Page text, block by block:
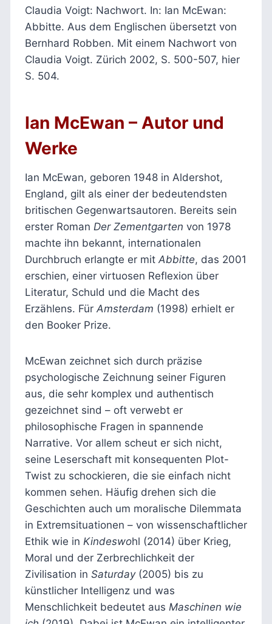
Claudia Voigt: Nachwort. In: Ian McEwan:
Abbitte. Aus dem Englischen übersetzt von
Bernhard Robben. Mit einem Nachwort von
Claudia Voigt. Zürich 2002, S. 500-507, hier
S. 504.
Ian McEwan – Autor und
Werke
Ian McEwan, geboren 1948 in Aldershot,
England, gilt als einer der bedeutendsten
britischen Gegenwartsautoren. Bereits sein
erster Roman Der Zementgarten von 1978
machte ihn bekannt, internationalen
Durchbruch erlangte er mit Abbitte, das 2001
erschien, einer virtuosen Reflexion über
Literatur, Schuld und die Macht des
Erzählens. Für Amsterdam (1998) erhielt er
den Booker Prize.
McEwan zeichnet sich durch präzise
psychologische Zeichnung seiner Figuren
aus, die sehr komplex und authentisch
gezeichnet sind – oft verwebt er
philosophische Fragen in spannende
Narrative. Vor allem scheut er sich nicht,
seine Leserschaft mit konsequenten Plot-
Twist zu schockieren, die sie einfach nicht
kommen sehen. Häufig drehen sich die
Geschichten auch um moralische Dilemmata
in Extremsituationen – von wissenschaftlicher
Ethik wie in Kindeswohl (2014) über Krieg,
Moral und der Zerbrechlichkeit der
Zivilisation in Saturday (2005) bis zu
künstlicher Intelligenz und was
Menschlichkeit bedeutet aus Maschinen wie